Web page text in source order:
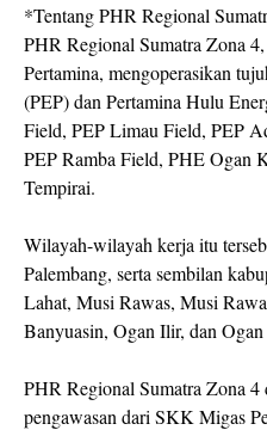
*Tentang PHR Regional
PHR Regional Sumatra Zona
Pertamina, mengoperasikan
(PEP) dan Pertamina Hulu
Field, PEP Limau Field, PEP
PEP Ramba Field, PHE Ogan
Tempirai.
Wilayah-wilayah kerja itu
Palembang, serta sembilan
Lahat, Musi Rawas, Musi
Banyuasin, Ogan Ilir, dan
PHR Regional Sumatra Zona 4
pengawasan dari SKK Migas